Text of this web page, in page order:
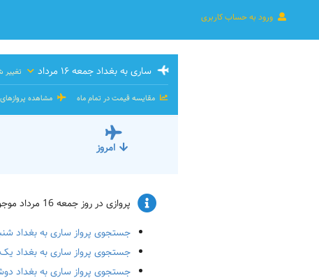
ورود به حساب کاربری
ساری به بغداد جمعه ۱۶ مرداد تغییر
مقایسه قیمت در تمام ماه مشاهده
امروز
پروازی در روز جمعه 16 مرداد موجود نیست. و یا ظرفیت پرواز پر شده است. پرواز برای تاریخ‌های زیر را چک کنید:
جستجوی پرواز ساری به بغداد شنبه ۱۷
جستجوی پرواز ساری به بغداد یک‌شنبه
جستجوی پرواز ساری به بغداد دوشنبه ۱۹